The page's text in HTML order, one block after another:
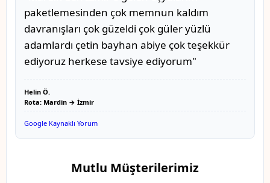
paketlemesinden çok memnun kaldım
davranışları çok güzeldi çok güler yüzlü
adamlardı çetin bayhan abiye çok teşekkür
ediyoruz herkese tavsiye ediyorum"
Helin Ö.
Rota: Mardin → İzmir
Google Kaynaklı Yorum
Mutlu Müşterilerimiz